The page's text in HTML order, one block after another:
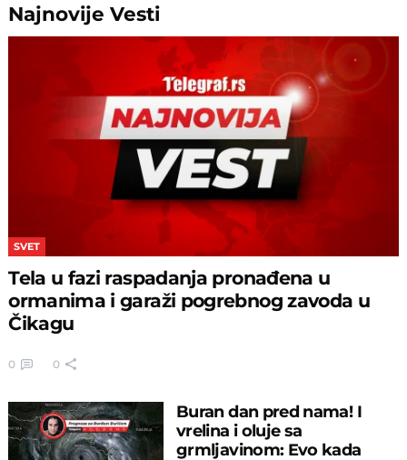
NajnovijeVesti
SVET
Tela u fazi raspadanja pronađena u
ormanima i garaži pogrebnog zavoda u
Čikagu
0 0
Buran dan pred nama! I
vrelina i oluje sa
grmljavinom: Evo kada